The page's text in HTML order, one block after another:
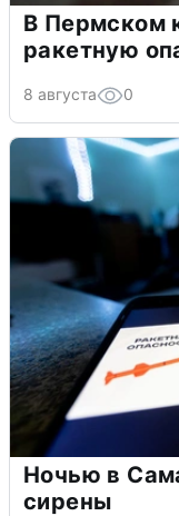
В Пермском
ракетную
8 августа 0
Ночью в
сирены